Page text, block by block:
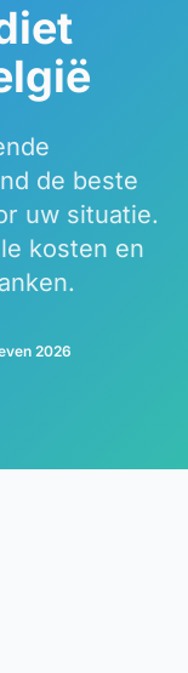
de beste
uw situatie.
kosten en
2026